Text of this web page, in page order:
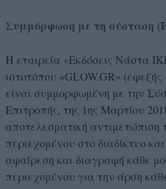
Συμμόρφωση με τη σύσταση
Η εταιρεία «Εκδόσεις Νάστα
ιστοτόπου «GLOW.GR» (εφεξής
είναι συμμορφωμένη με την
Επιτροπής, της 1ης Μαρτίου
αποτελεσματική
περιεχομένου στο διαδίκτυο
αφαίρεση και διαγραφή κάθε
περιεχομένου για την άρση